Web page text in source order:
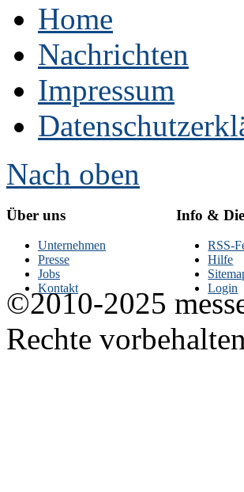
Home
Nachrichten
Impressum
Nach oben
Über uns
Unternehmen
Presse
Jobs
Kontakt
Info &
RSS-
Hilfe
Login
©2010-2025
Rechte